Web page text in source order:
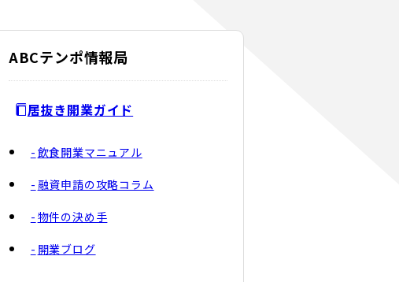
ABCテンポ情報局
居抜き開業ガイド
飲食開業マニュアル
融資申請の攻略コラム
物件の決め手
開業ブログ